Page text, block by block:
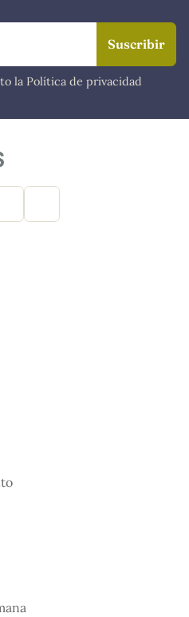
la Política de privacidad